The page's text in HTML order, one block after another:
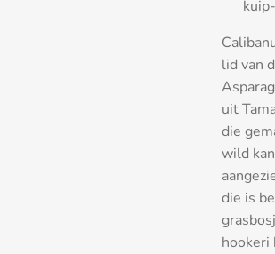
lid van
uit
die
wild
die is
hookeri